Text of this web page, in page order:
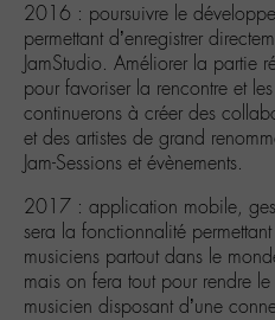
2016 : poursuivre le
permettant d’enregistrer
JamStudio. Améliorer la partie
pour favoriser la rencontre et
continuerons à créer des
et des artistes de grand
Jam-Sessions et évènements.
2017 : application mobile,
sera la fonctionnalité
musiciens partout dans le
mais on fera tout pour rendre
musicien disposant d’une